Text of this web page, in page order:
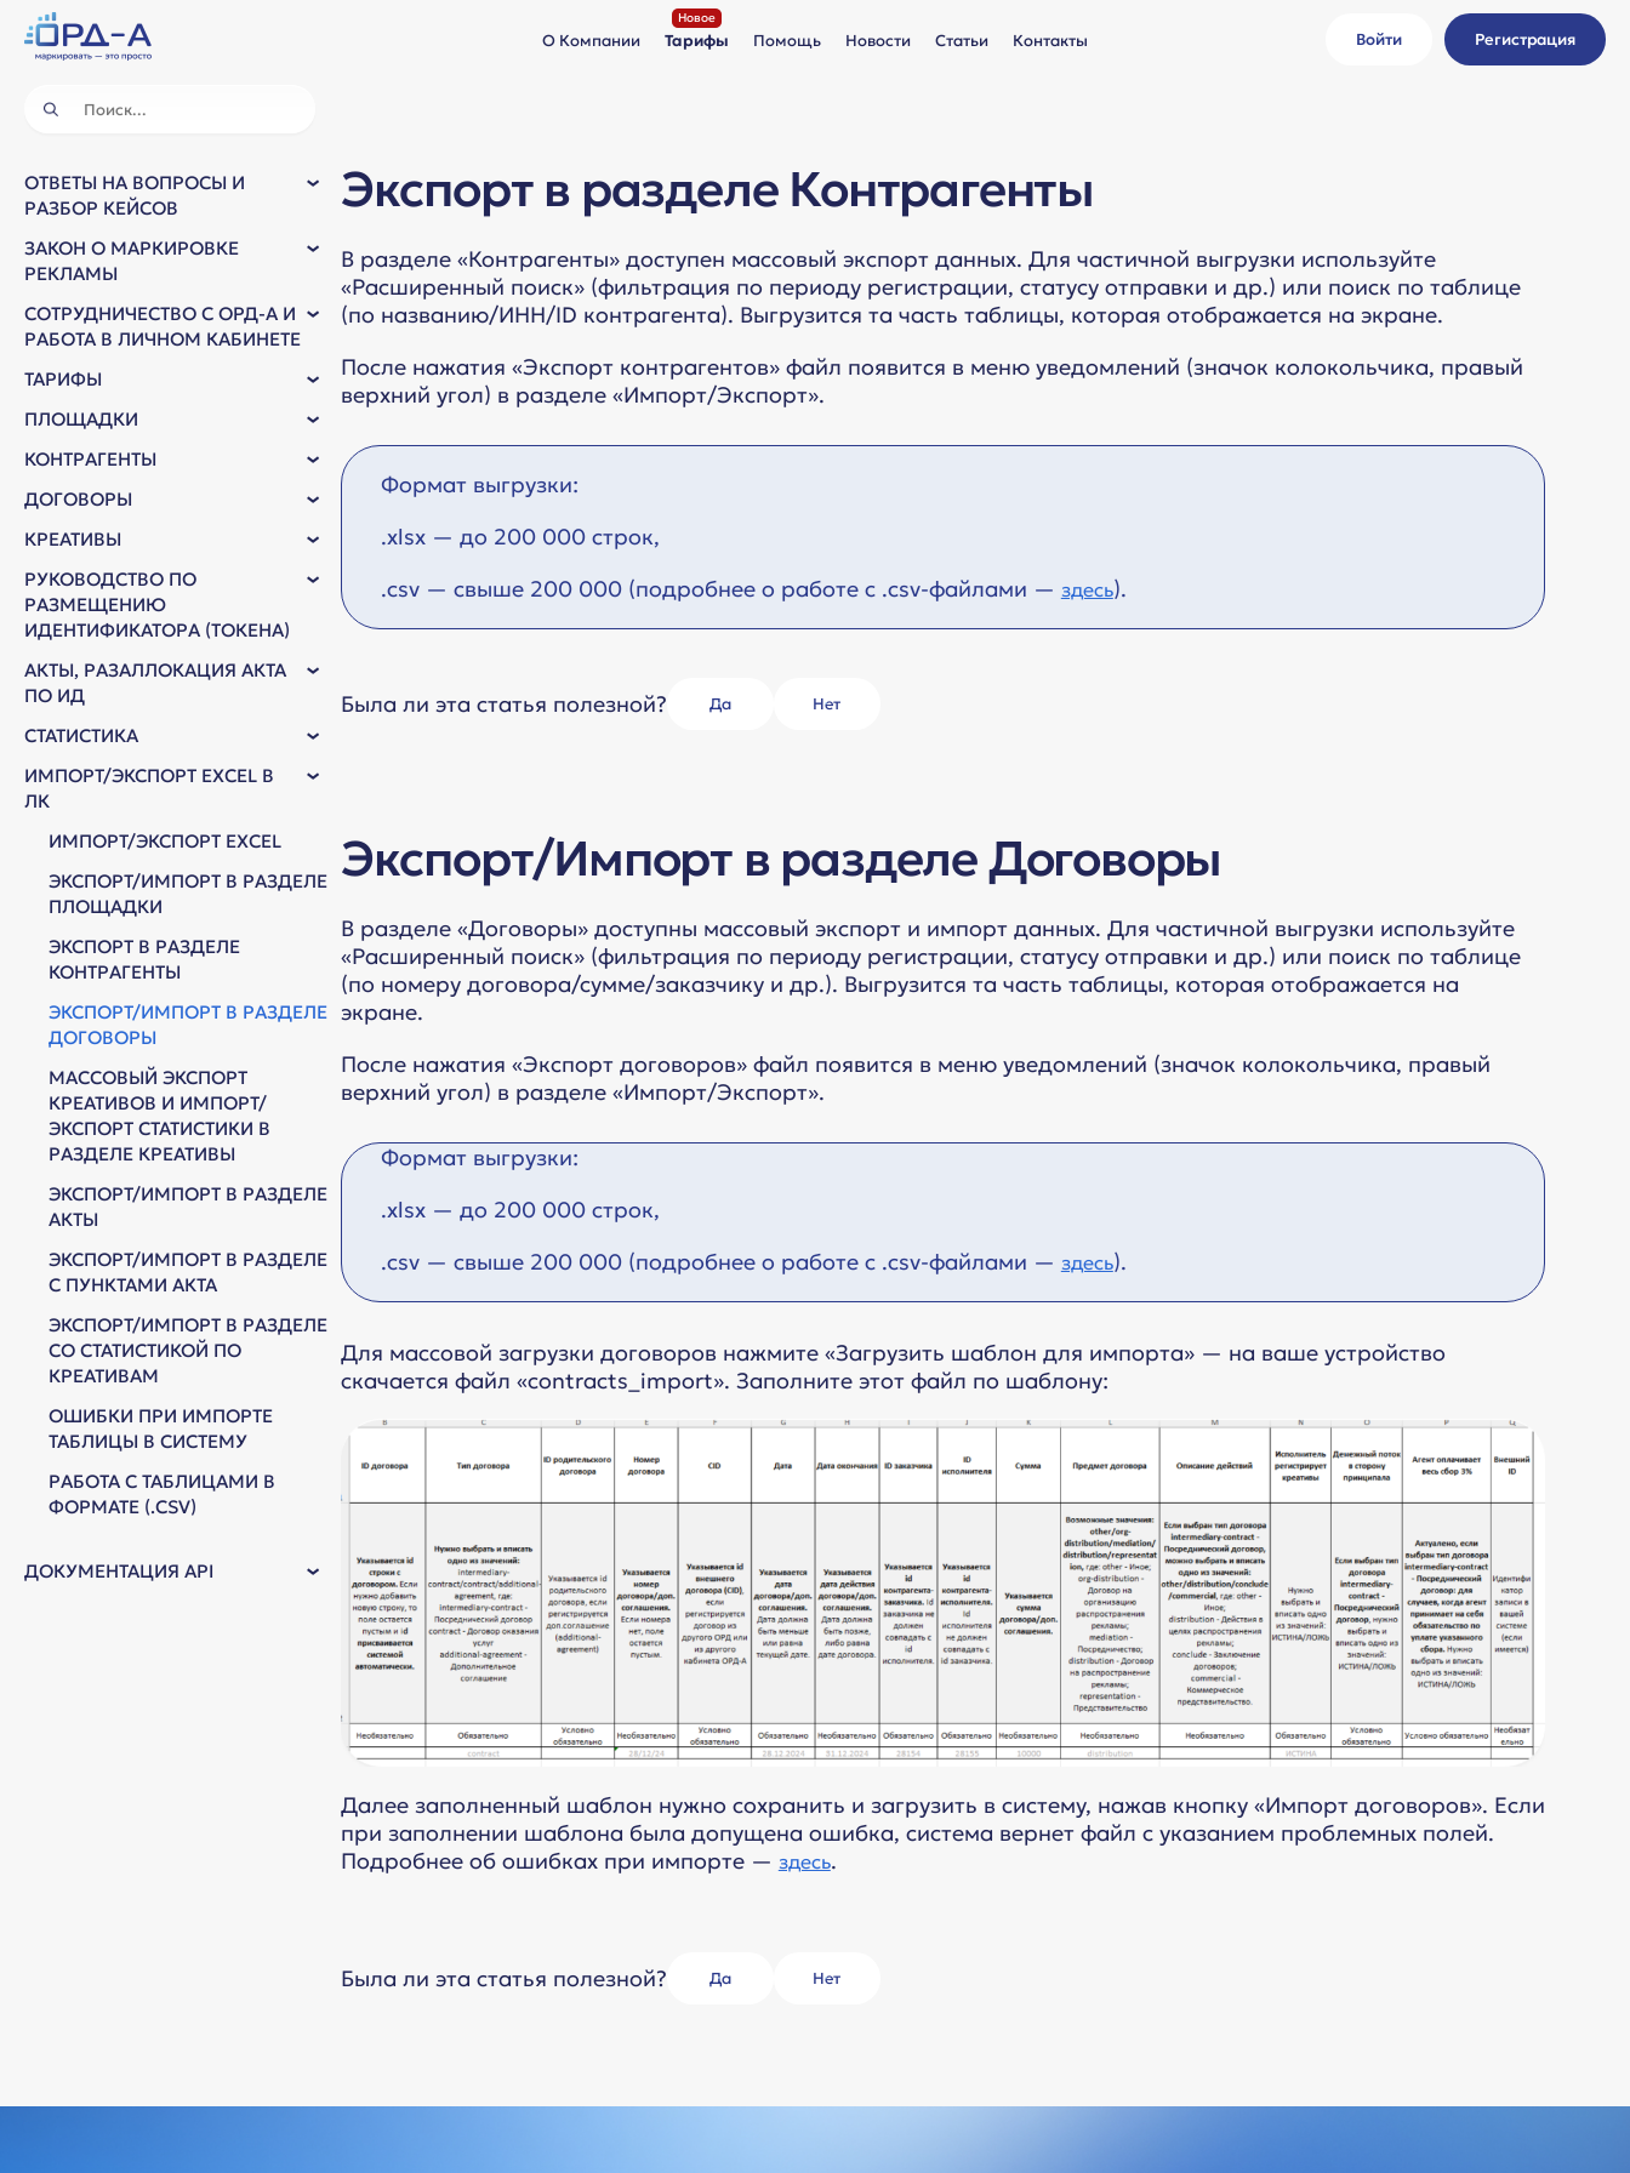
О Компании Тарифы Помощь Новости Статьи Контакты Войти Регистрация
ОТВЕТЫ НА ВОПРОСЫ И
РАЗБОР КЕЙСОВ
ЗАКОН О МАРКИРОВКЕ
РЕКЛАМЫ
СОТРУДНИЧЕСТВО С ОРД-А И
РАБОТА В ЛИЧНОМ КАБИНЕТЕ
ТАРИФЫ
ПЛОЩАДКИ
КОНТРАГЕНТЫ
ДОГОВОРЫ
КРЕАТИВЫ
РУКОВОДСТВО ПО
РАЗМЕЩЕНИЮ
ИДЕНТИФИКАТОРА (ТОКЕНА)
АКТЫ, РАЗАЛЛОКАЦИЯ АКТА
ПО ИД
СТАТИСТИКА
ИМПОРТ/ЭКСПОРТ EXCEL В
ЛК
ИМПОРТ/ЭКСПОРТ EXCEL
ЭКСПОРТ/ИМПОРТ В РАЗДЕЛЕ
ПЛОЩАДКИ
ЭКСПОРТ В РАЗДЕЛЕ
КОНТРАГЕНТЫ
ЭКСПОРТ/ИМПОРТ В РАЗДЕЛЕ
ДОГОВОРЫ
МАССОВЫЙ ЭКСПОРТ
КРЕАТИВОВ И ИМПОРТ/
ЭКСПОРТ СТАТИСТИКИ В
РАЗДЕЛЕ КРЕАТИВЫ
ЭКСПОРТ/ИМПОРТ В РАЗДЕЛЕ
АКТЫ
ЭКСПОРТ/ИМПОРТ В РАЗДЕЛЕ
С ПУНКТАМИ АКТА
ЭКСПОРТ/ИМПОРТ В РАЗДЕЛЕ
СО СТАТИСТИКОЙ ПО
КРЕАТИВАМ
ОШИБКИ ПРИ ИМПОРТЕ
ТАБЛИЦЫ В СИСТЕМУ
РАБОТА С ТАБЛИЦАМИ В
ФОРМАТЕ (.CSV)
ДОКУМЕНТАЦИЯ API
Экспорт в разделе Контрагенты
В разделе «Контрагенты» доступен массовый экспорт данных. Для частичной выгрузки используйте
«Расширенный поиск» (фильтрация по периоду регистрации, статусу отправки и др.) или поиск по таблице
(по названию/ИНН/ID контрагента). Выгрузится та часть таблицы, которая отображается на экране.
После нажатия «Экспорт контрагентов» файл появится в меню уведомлений (значок колокольчика, правый
верхний угол) в разделе «Импорт/Экспорт».
Формат выгрузки:
.xlsx — до 200 000 строк,
.csv — свыше 200 000 (подробнее о работе с .csv-файлами — здесь).
Была ли эта статья полезной? Да Нет
Экспорт/Импорт в разделе Договоры
В разделе «Договоры» доступны массовый экспорт и импорт данных. Для частичной выгрузки используйте
«Расширенный поиск» (фильтрация по периоду регистрации, статусу отправки и др.) или поиск по таблице
(по номеру договора/сумме/заказчику и др.). Выгрузится та часть таблицы, которая отображается на
экране.
После нажатия «Экспорт договоров» файл появится в меню уведомлений (значок колокольчика, правый
верхний угол) в разделе «Импорт/Экспорт».
Формат выгрузки:
.xlsx — до 200 000 строк,
.csv — свыше 200 000 (подробнее о работе с .csv-файлами — здесь).
Для массовой загрузки договоров нажмите «Загрузить шаблон для импорта» — на ваше устройство
скачается файл «contracts_import». Заполните этот файл по шаблону:
Далее заполненный шаблон нужно сохранить и загрузить в систему, нажав кнопку «Импорт договоров». Если
при заполнении шаблона была допущена ошибка, система вернет файл с указанием проблемных полей.
Подробнее об ошибках при импорте — здесь.
Была ли эта статья полезной? Да Нет